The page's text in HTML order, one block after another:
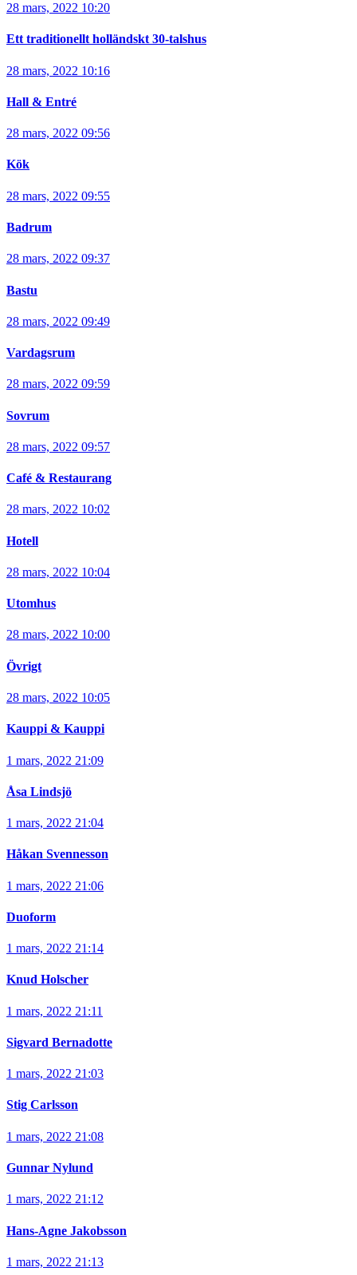
28 mars, 2022 10:20
Ett traditionellt holländskt 30-talshus
28 mars, 2022 10:16
Hall & Entré
28 mars, 2022 09:56
Kök
28 mars, 2022 09:55
Badrum
28 mars, 2022 09:37
Bastu
28 mars, 2022 09:49
Vardagsrum
28 mars, 2022 09:59
Sovrum
28 mars, 2022 09:57
Café & Restaurang
28 mars, 2022 10:02
Hotell
28 mars, 2022 10:04
Utomhus
28 mars, 2022 10:00
Övrigt
28 mars, 2022 10:05
Kauppi & Kauppi
1 mars, 2022 21:09
Åsa Lindsjö
1 mars, 2022 21:04
Håkan Svennesson
1 mars, 2022 21:06
Duoform
1 mars, 2022 21:14
Knud Holscher
1 mars, 2022 21:11
Sigvard Bernadotte
1 mars, 2022 21:03
Stig Carlsson
1 mars, 2022 21:08
Gunnar Nylund
1 mars, 2022 21:12
Hans-Agne Jakobsson
1 mars, 2022 21:13